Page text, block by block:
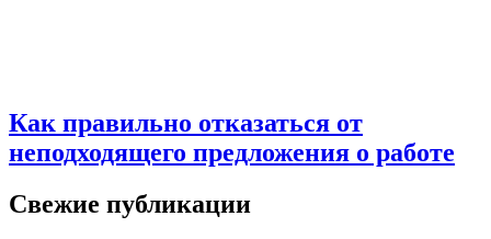
Как правильно отказаться от
неподходящего предложения о работе
Свежие публикации